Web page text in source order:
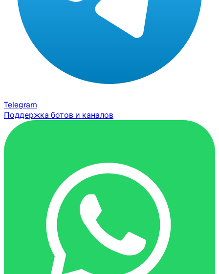
Telegram
Поддержка ботов и каналов